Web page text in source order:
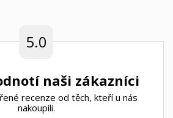
5.0
naši zákazníci
recenze od těch, kteří u nás
nakoupili.